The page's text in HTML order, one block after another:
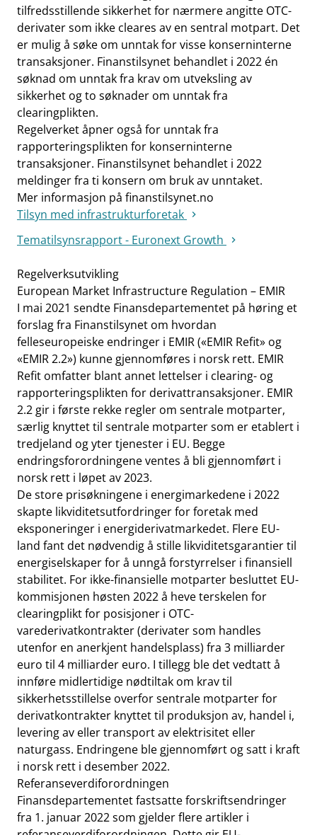
tilfredsstillende sikkerhet for nærmere angitte OTC-
derivater som ikke cleares av en sentral motpart. Det
er mulig å søke om unntak for visse konserninterne
transaksjoner. Finanstilsynet behandlet i 2022 én
søknad om unntak fra krav om utveksling av
sikkerhet og to søknader om unntak fra
clearingplikten.
Regelverket åpner også for unntak fra
rapporteringsplikten for konserninterne
transaksjoner. Finanstilsynet behandlet i 2022
meldinger fra ti konsern om bruk av unntaket.
Mer informasjon på finanstilsynet.no
Tilsyn med infrastrukturforetak
Tematilsynsrapport - Euronext Growth
Regelverksutvikling
European Market Infrastructure Regulation – EMIR
I mai 2021 sendte Finansdepartementet på høring et
forslag fra Finanstilsynet om hvordan
felleseuropeiske endringer i EMIR («EMIR Refit» og
«EMIR 2.2») kunne gjennomføres i norsk rett. EMIR
Refit omfatter blant annet lettelser i clearing- og
rapporteringsplikten for derivattransaksjoner. EMIR
2.2 gir i første rekke regler om sentrale motparter,
særlig knyttet til sentrale motparter som er etablert i
tredjeland og yter tjenester i EU. Begge
endringsforordningene ventes å bli gjennomført i
norsk rett i løpet av 2023.
De store prisøkningene i energimarkedene i 2022
skapte likviditetsutfordringer for foretak med
eksponeringer i energiderivatmarkedet. Flere EU-
land fant det nødvendig å stille likviditetsgarantier til
energiselskaper for å unngå forstyrrelser i finansiell
stabilitet. For ikke-finansielle motparter besluttet EU-
kommisjonen høsten 2022 å heve terskelen for
clearingplikt for posisjoner i OTC-
varederivatkontrakter (derivater som handles
utenfor en anerkjent handelsplass) fra 3 milliarder
euro til 4 milliarder euro. I tillegg ble det vedtatt å
innføre midlertidige nødtiltak om krav til
sikkerhetsstillelse overfor sentrale motparter for
derivatkontrakter knyttet til produksjon av, handel i,
levering av eller transport av elektrisitet eller
naturgass. Endringene ble gjennomført og satt i kraft
i norsk rett i desember 2022.
Referanseverdiforordningen
Finansdepartementet fastsatte forskriftsendringer
fra 1. januar 2022 som gjelder flere artikler i